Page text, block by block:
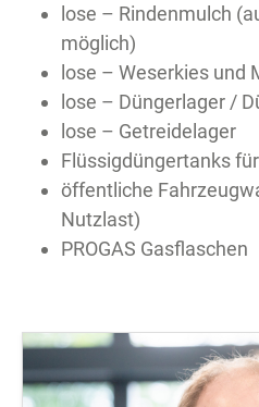
lose – Rindenmulch
möglich)
lose – Weserkies und
lose – Düngerlager /
lose – Getreidelager
Flüssigdüngertanks
öffentliche
Nutzlast)
PROGAS Gasflaschen